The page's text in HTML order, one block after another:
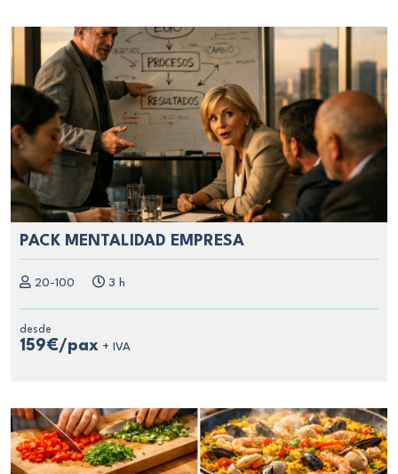
PACK MENTALIDAD EMPRESA
20-100 3 h
desde
159€/pax + IVA